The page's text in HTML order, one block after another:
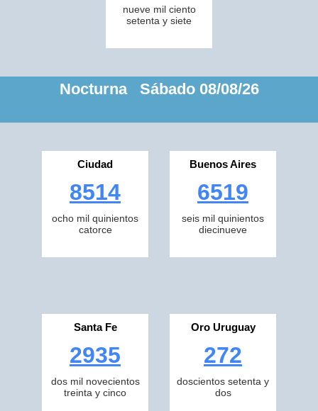
nueve mil ciento
setenta y siete
Nocturna Sábado 08/08/26
Ciudad
8514
ocho mil quinientos
catorce
Buenos Aires
6519
seis mil quinientos
diecinueve
Santa Fe
2935
dos mil novecientos
treinta y cinco
Oro Uruguay
272
doscientos setenta y
dos